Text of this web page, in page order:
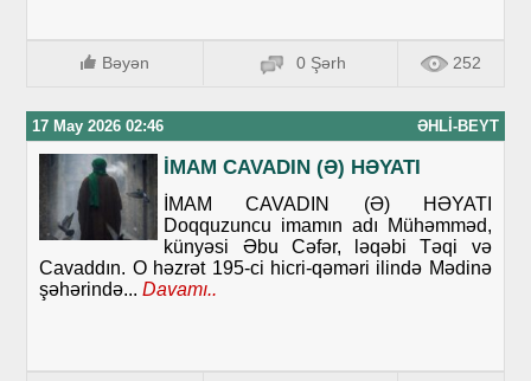
Bəyən 0 Şərh 252
17 May 2026 02:46 ƏHLI-BEYT
İMAM CAVADIN (Ə) HƏYATI
İMAM CAVADIN (Ə) HƏYATI
Doqquzuncu imamın adı Mühəmməd,
künyəsi Əbu Cəfər, ləqəbi Təqi və
Cavaddın. O həzrət 195-ci hicri-qəməri ilində Mədinə
şəhərində... Davamı..